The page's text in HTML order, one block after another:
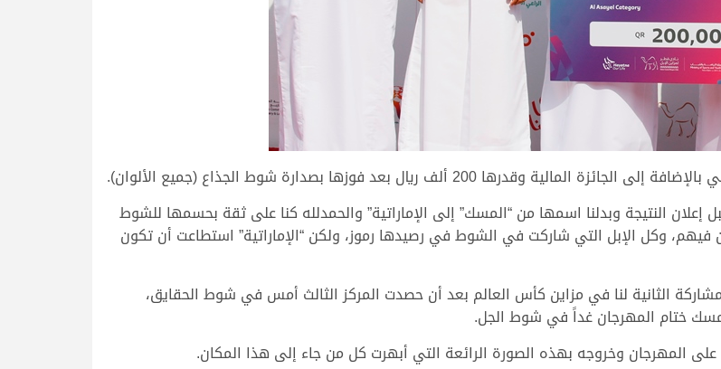
200 ألف ريال بعد فوزها بصدارة شوط الجذاع (جميع الألوان).
النتيجة وبدلنا اسمها من “المسك” إلى الإماراتية” والحمدلله كنا على ثقة بحسمها للشوط
وكل الإبل التي شاركت في الشوط في رصيدها رموز، ولكن “الإماراتية” استطاعت أن تكون
الثانية لنا في مزاين كأس العالم بعد أن حصدت المركز الثالث أمس في شوط الحقايق،
ختام المهرجان غداً في شوط الجل.
المهرجان وخروجه بهذه الصورة الرائعة التي أبهرت كل من جاء إلى هذا المكان.